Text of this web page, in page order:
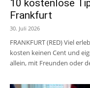
10 kostenlose
Frankfurt
30. Juli 2026
FRANKFURT (RED) Viel
kosten keinen Cent und
allein, mit Freunden oder